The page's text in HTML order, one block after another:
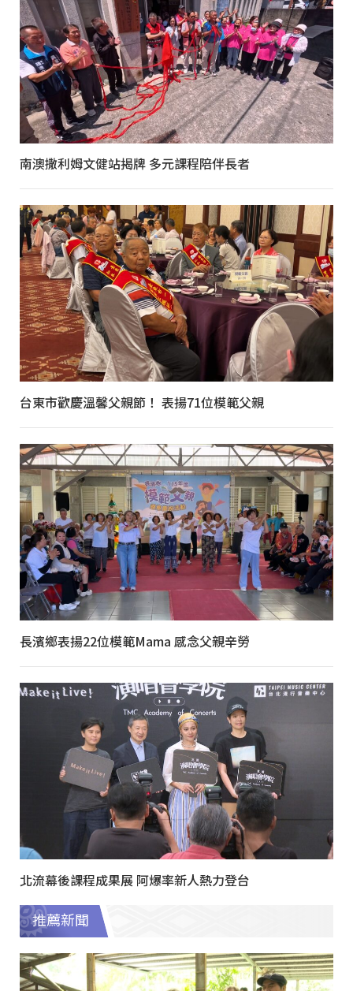
南澳撒利姆文健站揭牌 多元課程陪伴長者
台東市歡慶溫馨父親節！ 表揚71位模範父親
長濱鄉表揚22位模範Mama 感念父親辛勞
北流幕後課程成果展 阿爆率新人熱力登台
推薦新聞